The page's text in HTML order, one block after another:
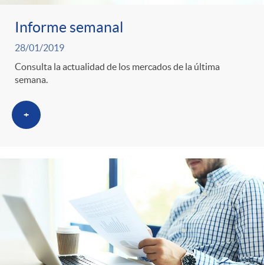
Informe semanal
28/01/2019
Consulta la actualidad de los mercados de la última
semana.
+